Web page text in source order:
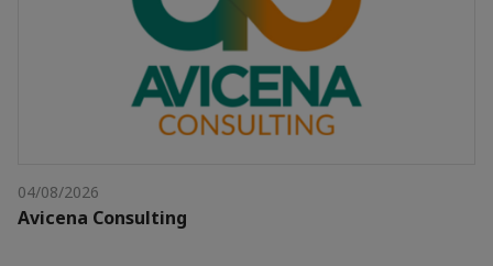
04/08/2026
Avicena Consulting